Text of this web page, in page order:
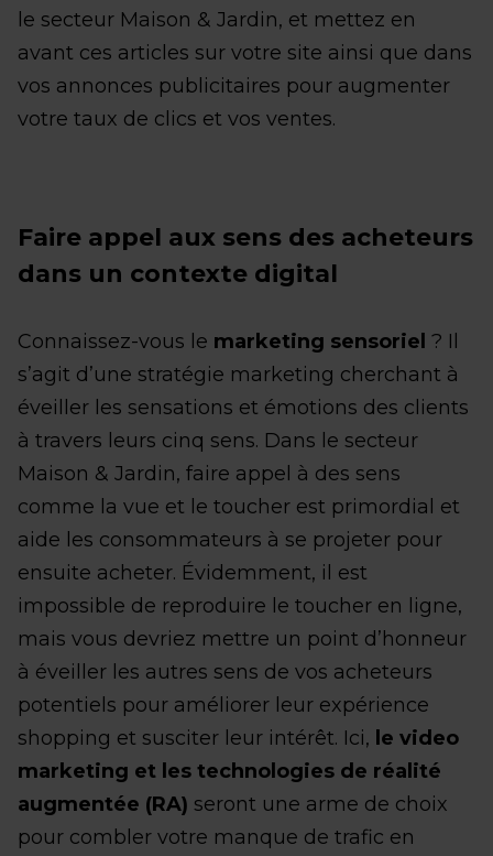
le secteur Maison & Jardin, et mettez en
avant ces articles sur votre site ainsi que dans
vos annonces publicitaires pour augmenter
votre taux de clics et vos ventes.
Faire appel aux sens des acheteurs
dans un contexte digital
Connaissez-vous le marketing sensoriel ? Il
s’agit d’une stratégie marketing cherchant à
éveiller les sensations et émotions des clients
à travers leurs cinq sens. Dans le secteur
Maison & Jardin, faire appel à des sens
comme la vue et le toucher est primordial et
aide les consommateurs à se projeter pour
ensuite acheter. Évidemment, il est
impossible de reproduire le toucher en ligne,
mais vous devriez mettre un point d’honneur
à éveiller les autres sens de vos acheteurs
potentiels pour améliorer leur expérience
shopping et susciter leur intérêt. Ici, le video
marketing et les technologies de réalité
augmentée (RA) seront une arme de choix
pour combler votre manque de trafic en